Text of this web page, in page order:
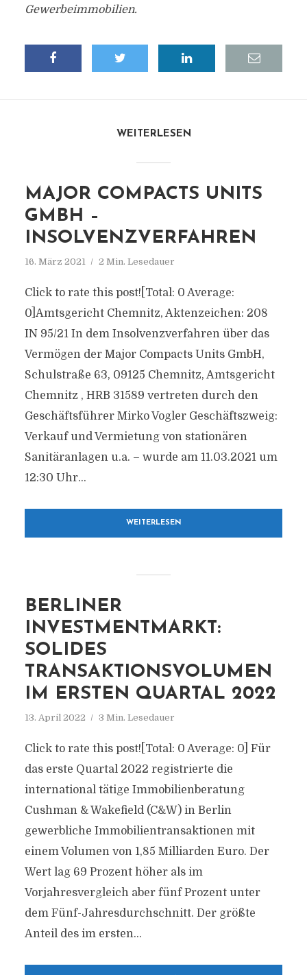
Gewerbeimmobilien.
WEITERLESEN
MAJOR COMPACTS UNITS
GMBH –
INSOLVENZVERFAHREN
16. März 2021 2 Min. Lesedauer
Click to rate this post![Total: 0 Average:
0]Amtsgericht Chemnitz, Aktenzeichen: 208
IN 95/21 In dem Insolvenzverfahren über das
Vermögen der Major Compacts Units GmbH,
Schulstraße 63, 09125 Chemnitz, Amtsgericht
Chemnitz , HRB 31589 vertreten durch den
Geschäftsführer Mirko Vogler Geschäftszweig:
Verkauf und Vermietung von stationären
Sanitäranlagen u.a. – wurde am 11.03.2021 um
12:30 Uhr...
WEITERLESEN
BERLINER
INVESTMENTMARKT:
SOLIDES
TRANSAKTIONSVOLUMEN
IM ERSTEN QUARTAL 2022
13. April 2022 3 Min. Lesedauer
Click to rate this post![Total: 0 Average: 0] Für
das erste Quartal 2022 registrierte die
international tätige Immobilienberatung
Cushman & Wakefield (C&W) in Berlin
gewerbliche Immobilientransaktionen mit
einem Volumen von 1,85 Milliarden Euro. Der
Wert lag 69 Prozent höher als im
Vorjahresvergleich aber fünf Prozent unter
dem Fünf-Jahresdurchschnitt. Der größte
Anteil des im ersten...